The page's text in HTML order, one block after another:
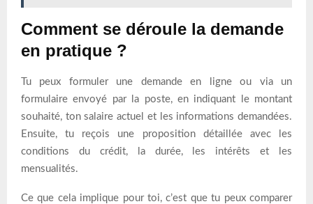
Comment se déroule la demande
en pratique ?
Tu peux formuler une demande en ligne ou via un
formulaire envoyé par la poste, en indiquant le montant
souhaité, ton salaire actuel et les informations demandées.
Ensuite, tu reçois une proposition détaillée avec les
conditions du crédit, la durée, les intérêts et les
mensualités.
Ce que cela implique pour toi, c’est que tu peux comparer